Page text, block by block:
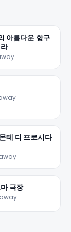
아름다운 항구
테 디 프로시다
극장